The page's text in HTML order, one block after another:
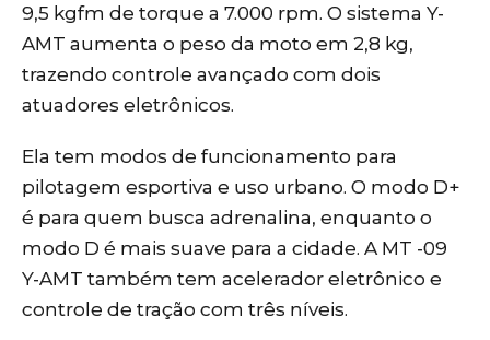
9,5 kgfm de torque a 7.000 rpm. O sistema Y-
AMT aumenta o peso da moto em 2,8 kg,
trazendo controle avançado com dois
atuadores eletrônicos.
Ela tem modos de funcionamento para
pilotagem esportiva e uso urbano. O modo D+
é para quem busca adrenalina, enquanto o
modo D é mais suave para a cidade. A MT -09
Y-AMT também tem acelerador eletrônico e
controle de tração com três níveis.